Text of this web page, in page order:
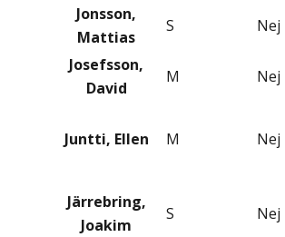
Jonsson,
Mattias
S Nej
Josefsson,
David
M Nej
Juntti, Ellen M Nej
Järrebring,
Joakim
S Nej